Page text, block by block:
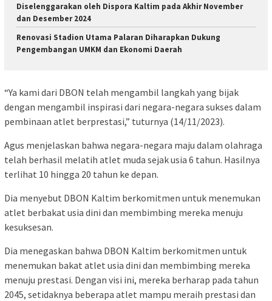
Diselenggarakan oleh Dispora Kaltim pada Akhir November
dan Desember 2024
Renovasi Stadion Utama Palaran Diharapkan Dukung
Pengembangan UMKM dan Ekonomi Daerah
“Ya kami dari DBON telah mengambil langkah yang bijak
dengan mengambil inspirasi dari negara-negara sukses dalam
pembinaan atlet berprestasi,” tuturnya (14/11/2023).
Agus menjelaskan bahwa negara-negara maju dalam olahraga
telah berhasil melatih atlet muda sejak usia 6 tahun. Hasilnya
terlihat 10 hingga 20 tahun ke depan.
Dia menyebut DBON Kaltim berkomitmen untuk menemukan
atlet berbakat usia dini dan membimbing mereka menuju
kesuksesan.
Dia menegaskan bahwa DBON Kaltim berkomitmen untuk
menemukan bakat atlet usia dini dan membimbing mereka
menuju prestasi. Dengan visi ini, mereka berharap pada tahun
2045, setidaknya beberapa atlet mampu meraih prestasi dan